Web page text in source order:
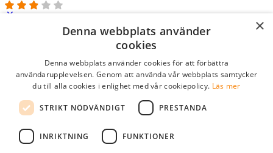
Logga in som företag
Lösenord
kom ihåg mig
logga in
×
Denna webbplats använder
cookies
Denna webbplats använder cookies för att förbättra
användarupplevelsen. Genom att använda vår webbplats samtycker
du till alla cookies i enlighet med vår cookiepolicy. Läs mer
STRIKT NÖDVÄNDIGT PRESTANDA
INRIKTNING FUNKTIONER